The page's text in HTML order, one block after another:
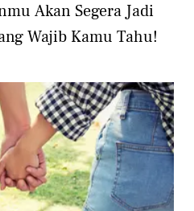
Akan Segera Jadi
Wajib Kamu Tahu!